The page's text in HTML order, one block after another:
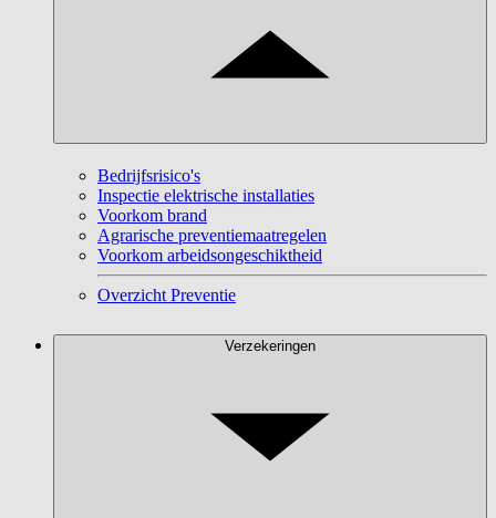
Bedrijfsrisico's
Inspectie elektrische installaties
Voorkom brand
Agrarische preventiemaatregelen
Voorkom arbeidsongeschiktheid
Overzicht Preventie
Verzekeringen